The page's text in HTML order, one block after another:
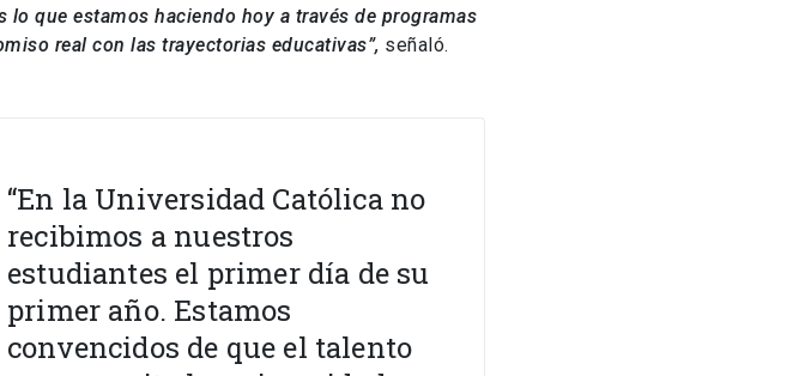
que estamos haciendo hoy a través de programas
real con las trayectorias educativas”, señaló.
“En la Universidad Católica no
recibimos a nuestros
estudiantes el primer día de su
primer año. Estamos
convencidos de que el talento